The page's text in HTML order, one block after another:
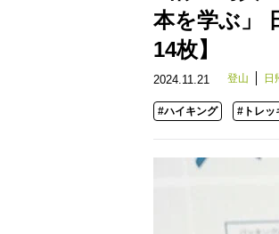
本を学ぶ」
14枚】
2024.11.21 登山 日
#ハイキング #トレッ